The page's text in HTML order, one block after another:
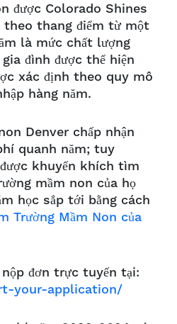
được Colorado Shines
theo thang điểm từ một
là mức chất lượng
đình được thể hiện
xác định theo quy mô
hàng năm.
Denver chấp nhận
quanh năm; tuy
khuyến khích tìm
mầm non của họ
học sắp tới bằng cách
Trường Mầm Non của
đơn trực tuyến tại:
your-application/